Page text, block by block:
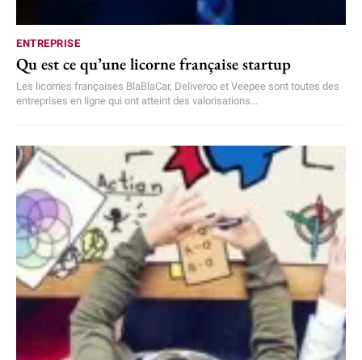
ENTREPRISE
Qu est ce qu’une licorne française startup
Les licornes françaises BlaBlaCar, Deliveroo et Veepee sont toutes des
entreprises en ligne qui ont atteint des valorisations...